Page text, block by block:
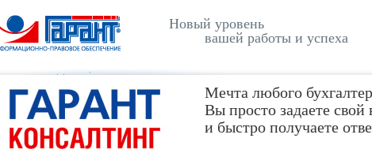
Новый уровень
вашей работы и успеха
Мечта любого
Вы просто задаете свой
и быстро получаете